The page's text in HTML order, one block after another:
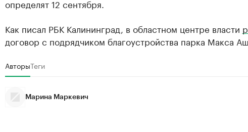
определят 12 сентября.
Как писал РБК Калининград, в областном центре власти
договор с подрядчиком благоустройства парка Макса
АвторыТеги
Марина Маркевич